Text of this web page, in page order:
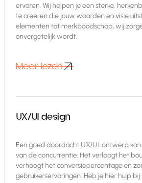
ervaren. Wij helpen je een sterke,
te creëren die jouw waarden en visie
elementen tot merkboodschap, wij
onvergetelijk wordt.
Meer lezen
UX/UI design
Een goed doordacht UX/UI-ontwerp
van de concurrentie. Het verlaagt het
verhoogt het conversiepercentage en
gebruikerservaringen. Heb je hier hulp